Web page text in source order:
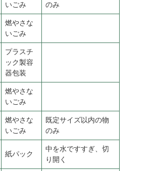
いごみ
のみ
燃やさな
いごみ
プラスチ
ック製容
器包装
燃やさな
いごみ
燃やさな
いごみ
既定サイズ以内の物
のみ
紙パック
中を水ですすぎ、切
り開く